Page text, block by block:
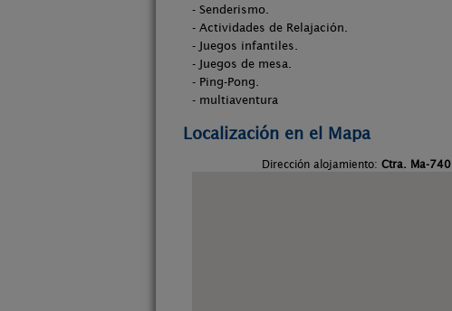
- Senderismo.
- Actividades de Relajación.
- Juegos infantiles.
- Juegos de mesa.
- Ping-Pong.
- multiaventura
Localización en el Mapa
Dirección alojamiento: Ctra. Ma-